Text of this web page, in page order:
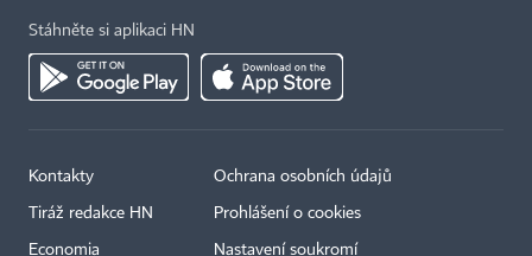
Stáhněte si aplikaci HN
Kontakty
Tiráž redakce HN
Economia
Ochrana osobních údajů
Prohlášení o cookies
Nastavení soukromí